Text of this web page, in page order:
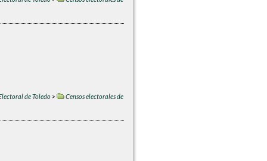
de Toledo> Censos electorales de